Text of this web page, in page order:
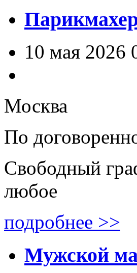
10 мая 2026
Москва
По
Свободный
любое
подробнее >>
Мужской